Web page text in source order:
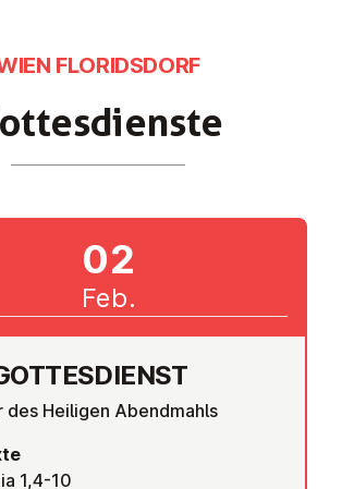
FLORIDSDORF
des Heiligen Abendmahls
1,4-10
02
Feb.